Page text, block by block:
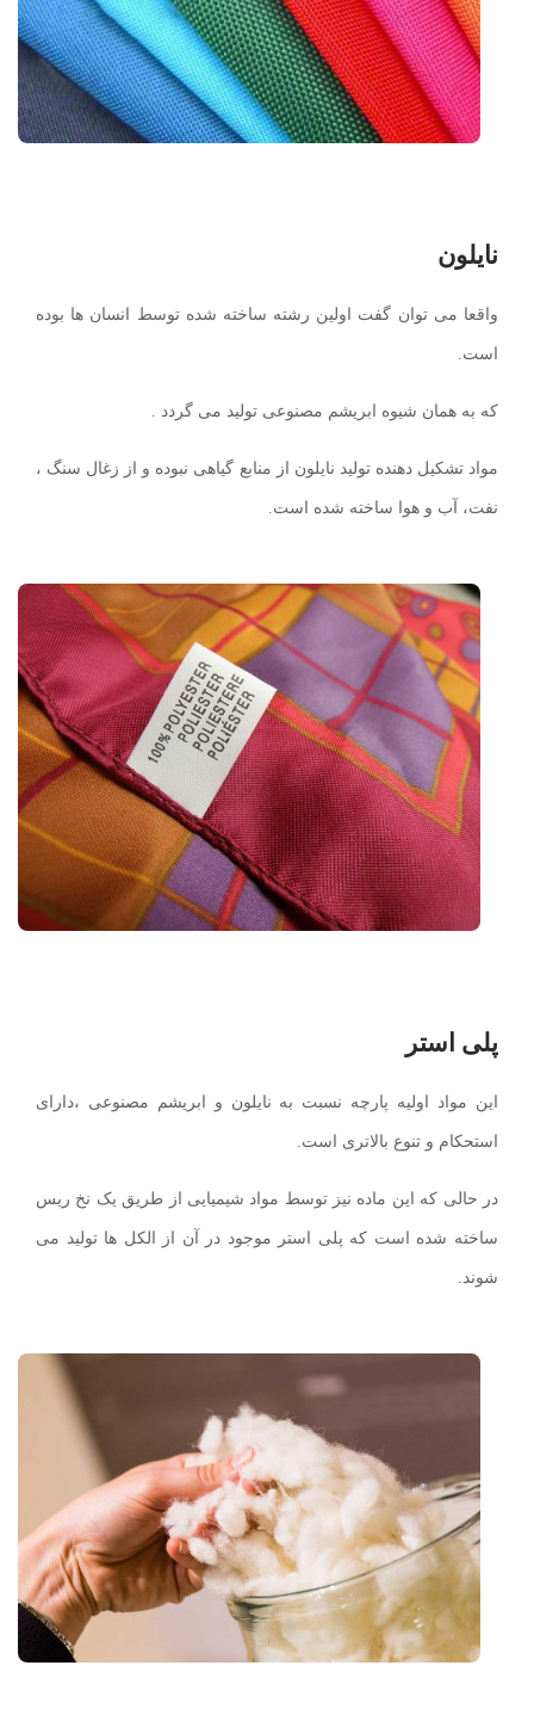
نایلون
واقعا می توان گفت اولین رشته ساخته شده توسط انسان ها بوده
است.
که به همان شیوه ابریشم مصنوعی تولید می گردد .
مواد تشکیل دهنده تولید نایلون از منابع گیاهی نبوده و از زغال سنگ ،
نفت، آب و هوا ساخته شده است.
پلی استر
این مواد اولیه پارچه نسبت به نایلون و ابریشم مصنوعی ،دارای
استحکام و تنوع بالاتری است.
در حالی که این ماده نیز توسط مواد شیمیایی از طریق یک نخ ریس
ساخته شده است که پلی استر موجود در آن از الکل ها تولید می
شوند.